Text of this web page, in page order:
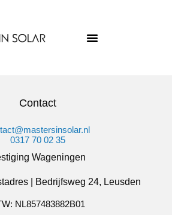
Contact
0317 70 02 35
Wageningen
| Bedrijfsweg 24, Leusden
NL857483882B01